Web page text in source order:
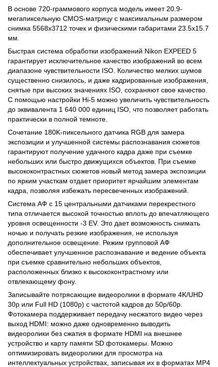
В основе 720-граммового корпуса модель имеет 20.9-
мегапиксельную CMOS-матрицу с максимальным размером
снимка 5568x3712 точек и физическими габаритами 23.5x15.7
мм.
Быстрая система обработки изображений Nikon EXPEED 5
гарантирует исключительное качество изображений во всем
диапазоне чувствительности ISO. Количество мелких шумов
существенно снизилось, и даже кадрированные изображения,
снятые при высоких значениях ISO, сохраняют свое качество.
С помощью настройки Hi-5 можно увеличить чувствительность
до эквивалента 1 640 000 единиц ISO, что позволяет работать
практически в полной темноте.
Сочетание 180K-пиксельного датчика RGB для замера
экспозиции и улучшенной системы распознавания сюжетов
гарантируют получение удачного кадра даже при съемке
небольших или быстро движущихся объектов. При съемке
высококонтрастных сюжетов новый метод замера экспозиции
по ярким участкам отдает приоритет ярчайшим элементам
кадра, позволяя избежать пересвеченных изображений.
Система АФ с 15 центральными датчиками перекрестного
типа отличается высокой точностью вплоть до впечатляющего
уровня освещенности -3 EV. Это дает возможность снимать
ночью и получать резкие изображения, не используя
дополнительное освещение. Режим групповой АФ
обеспечивает улучшенное распознавание и ведение объекта
при съемке сравнительно небольших объектов,
расположенных близко к высококонтрастному или
отвлекающему фону.
Записывайте потрясающие видеоролики в формате 4K/UHD
30p или Full HD (1080p) с частотой кадров до 50p/60p.
Фотокамера поддерживает передачу несжатого видео через
выход HDMI: можно даже одновременно выводить
видеоролики без сжатия в формате HDMI на внешнее
устройство и карту памяти SD фотокамеры. Можно
оптимизировать видеоролики для просмотра на
интеллектуальных устройствах, записывая их в форматах MP4